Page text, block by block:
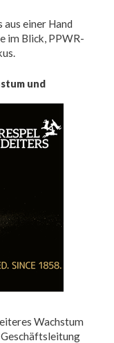
einer Hand
im Blick, PPWR-
und
Wachstum